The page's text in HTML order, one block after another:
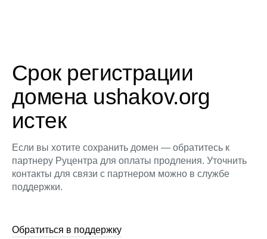
Срок регистрации
домена ushakov.org
истек
Если вы хотите сохранить домен — обратитесь к
партнеру Руцентра для оплаты продления. Уточнить
контакты для связи с партнером можно в службе
поддержки.
Обратиться в поддержку